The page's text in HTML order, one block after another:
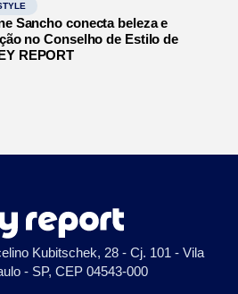
Sancho conecta beleza e
no Conselho de Estilo de
REPORT
Kubitschek, 28 - Cj. 101 - Vila
- SP, CEP 04543-000